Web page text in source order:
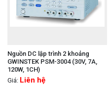
Nguồn DC lập trình 2 khoảng
GWINSTEK PSM-3004 (30V, 7A,
120W, 1CH)
Giá: Liên hệ